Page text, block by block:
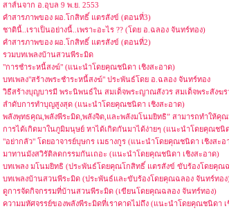
สาส์นจาก อ.อุบล 9 พ.ย. 2553
คำสารภาพของ ผอ.โกสิทธิ์ แตรสังข์ (ตอนที่3)
ชาตินี้..เราเป็นอย่างนี้..เพราะอะไร ?? (โดย อ.ฉลอง จันทร์ทอง)
คำสารภาพของ ผอ.โกสิทธิ์ แตรสังข์ (ตอนที่2)
รวมบทเพลงบ้านสวนพีระมิด
"การชำระหนี้สงฆ์" (แนะนำโดยคุณชนิดา เชิงสะอาด)
บทเพลง"สร้างพระชำระหนี้สงฆ์" ประพันธ์โดย อ.ฉลอง จันทร์ทอง
วิธีสร้างบุญบารมี พระนิพนธ์ใน สมเด็จพระญาณสังวร สมเด็จพระสัง
ลําดับการทําบุญสูงสุด (แนะนำโดยคุณชนิดา เชิงสะอาด)
พลังพุทธคุณ,พลังพีระมิด,พลังจิต,และพลังมโนมยิทธิ” สามารถทำให้คุ
การได้เกิดมาในภูมิมนุษย์ หาได้เกิดกันมาได้ง่ายๆ (แนะนำโดยคุณชนิ
"อย่ากลัว" โดยอาจารย์บุษกร เมธางกูร (แนะนำโดยคุณชนิดา เชิงสะอ
มาทานมังสวิรัติลดกรรมกันเถอะ (แนะนำโดยคุณชนิดา เชิงสะอาด)
บทเพลง มโนมยิทธิ (ประพันธ์โดยคุณโกสิทธิ์ แตรสังข์ ขับร้องโดยคุณ
บทเพลงบ้านสวนพีระมิด (ประพันธ์และขับร้องโดยคุณฉลอง จันทร์ทอง
ดูการจัดกิจกรรมที่บ้านสวนพีระมิด (เขียนโดยคุณฉลอง จันทร์ทอง)
ความมหัศจรรย์ของพลังพีระมิดที่เราคาดไม่ถึง (แนะนำโดยคุณชนิดา เ